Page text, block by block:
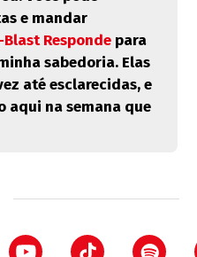
e mandar
Respondepara
sabedoria. Elas
até esclarecidas, e
aqui na semana que